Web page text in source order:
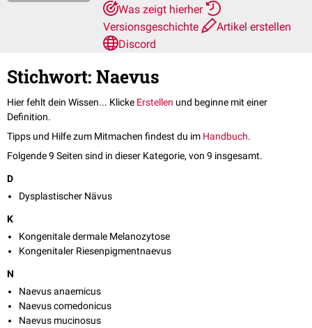
Was zeigt hierher
Versionsgeschichte
Artikel erstellen
Discord
Stichwort: Naevus
Hier fehlt dein Wissen... Klicke Erstellen und beginne mit einer
Definition.
Tipps und Hilfe zum Mitmachen findest du im Handbuch.
Folgende 9 Seiten sind in dieser Kategorie, von 9 insgesamt.
D
Dysplastischer Nävus
K
Kongenitale dermale Melanozytose
Kongenitaler Riesenpigmentnaevus
N
Naevus anaemicus
Naevus comedonicus
Naevus mucinosus